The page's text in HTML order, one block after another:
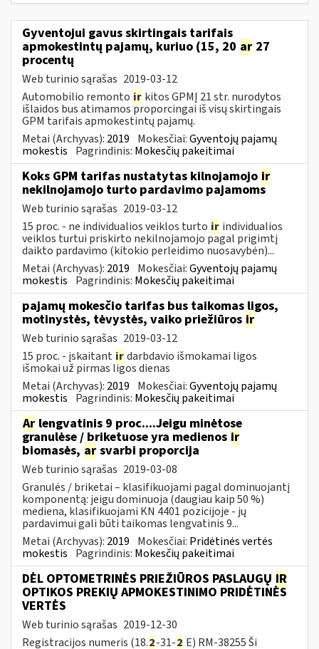
Gyventojui gavus skirtingais tarifais
apmokestintų pajamų, kuriuo (15, 20 ar 27
procentų
Web turinio sąrašas 2019-03-12
Automobilio remonto ir kitos GPMĮ 21 str. nurodytos
išlaidos bus atimamos proporcingai iš visų skirtingais
GPM tarifais apmokestintų pajamų.
Metai (Archyvas): 2019 Mokesčiai:Gyventojų pajamų
mokestis Pagrindinis: Mokesčių pakeitimai
Koks GPM tarifas nustatytas kilnojamojo ir
nekilnojamojo turto pardavimo pajamoms
Web turinio sąrašas 2019-03-12
15 proc. - ne individualios veiklos turto ir individualios
veiklos turtui priskirto nekilnojamojo pagal prigimtį
daikto pardavimo (kitokio perleidimo nuosavybėn)...
Metai (Archyvas): 2019 Mokesčiai:Gyventojų pajamų
mokestis Pagrindinis: Mokesčių pakeitimai
pajamų mokesčio tarifas bus taikomas ligos,
motinystės, tėvystės, vaiko priežiūros ir
Web turinio sąrašas 2019-03-12
15 proc. - įskaitant irdarbdavio išmokamai ligos
išmokai už pirmas ligos dienas
Metai (Archyvas): 2019 Mokesčiai:Gyventojų pajamų
mokestis Pagrindinis: Mokesčių pakeitimai
Ar lengvatinis 9 proc....Jeigu minėtose
granulėse / briketuose yra medienos ir
biomasės, ar svarbi proporcija
Web turinio sąrašas 2019-03-08
Granulės / briketai – klasifikuojami pagal dominuojantį
komponentą: jeigu dominuoja (daugiau kaip 50 %)
mediena, klasifikuojami KN 4401 pozicijoje - jų
pardavimui gali būti taikomas lengvatinis 9...
Metai (Archyvas): 2019 Mokesčiai: Pridėtinės vertės
mokestis Pagrindinis: Mokesčių pakeitimai
DĖL OPTOMETRINĖS PRIEŽIŪROS PASLAUGŲ IR
OPTIKOS PREKIŲ APMOKESTINIMO PRIDĖTINĖS
VERTĖS
Web turinio sąrašas 2019-12-30
Registracijos numeris (18.2-31-2 E) RM-38255 Ši